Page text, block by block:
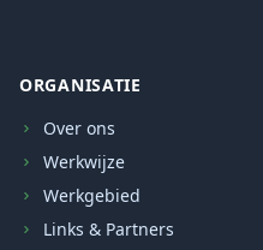
ORGANISATIE
Over ons
Werkwijze
Werkgebied
Links & Partners